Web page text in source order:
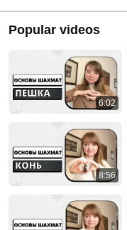
Popular videos
6:02
8:56